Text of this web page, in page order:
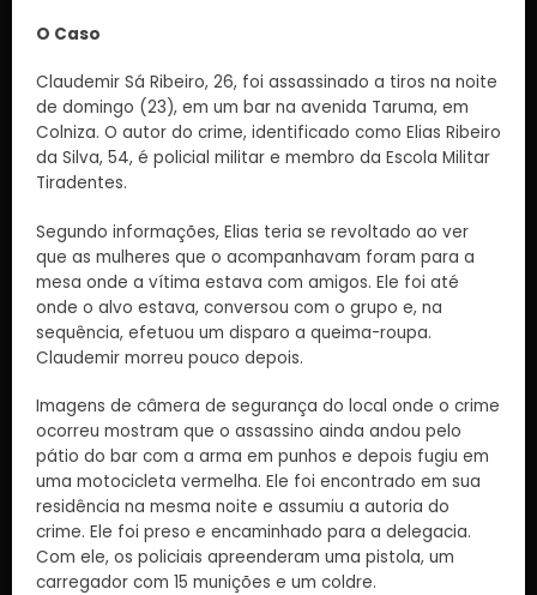
O Caso
Claudemir Sá Ribeiro, 26, foi assassinado a tiros na noite
de domingo (23), em um bar na avenida Taruma, em
Colniza. O autor do crime, identificado como Elias Ribeiro
da Silva, 54, é policial militar e membro da Escola Militar
Tiradentes.
Segundo informações, Elias teria se revoltado ao ver
que as mulheres que o acompanhavam foram para a
mesa onde a vítima estava com amigos. Ele foi até
onde o alvo estava, conversou com o grupo e, na
sequência, efetuou um disparo a queima-roupa.
Claudemir morreu pouco depois.
Imagens de câmera de segurança do local onde o crime
ocorreu mostram que o assassino ainda andou pelo
pátio do bar com a arma em punhos e depois fugiu em
uma motocicleta vermelha. Ele foi encontrado em sua
residência na mesma noite e assumiu a autoria do
crime. Ele foi preso e encaminhado para a delegacia.
Com ele, os policiais apreenderam uma pistola, um
carregador com 15 munições e um coldre.